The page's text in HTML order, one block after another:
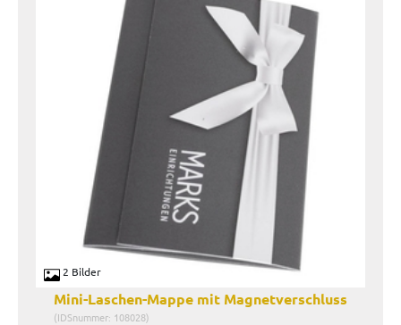
2 Bilder
Mini-Laschen-Mappe mit Magnetverschluss
(IDSnummer: 108028)